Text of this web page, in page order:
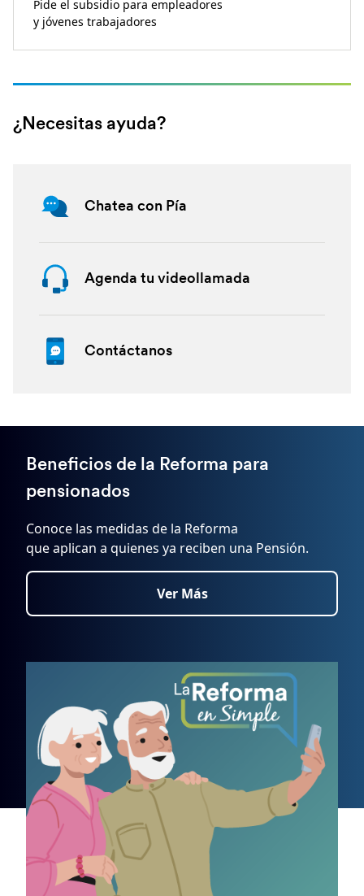
Pide el subsidio para empleadores
y jóvenes trabajadores
¿Necesitas ayuda?
Chatea con Pía
Agenda tu videollamada
Contáctanos
Beneficios de la Reforma para
pensionados
Conoce las medidas de la Reforma
que aplican a quienes ya reciben una Pensión.
Ver Más